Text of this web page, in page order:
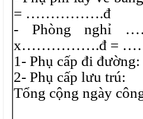
= …………….đ
- Phòng
x…………….đ =
1- Phụ cấp đi
2- Phụ cấp lưu trú:
Tổng cộng